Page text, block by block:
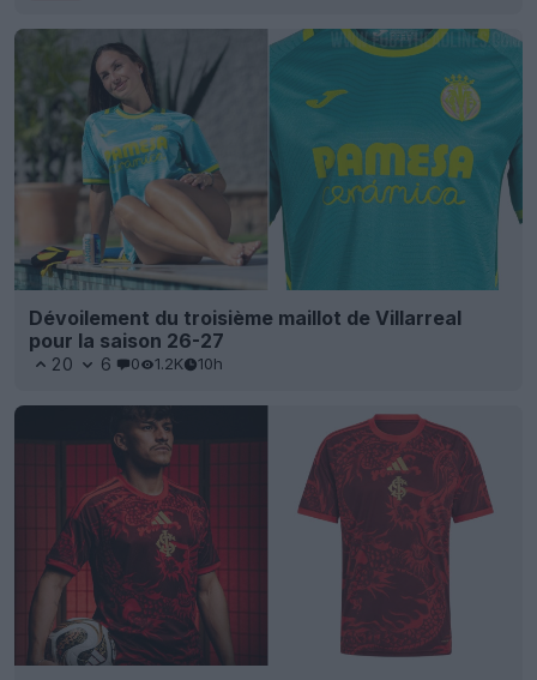
Dévoilement du troisième maillot de Villarreal
pour la saison 26-27
20 6 0 1.2K 10h